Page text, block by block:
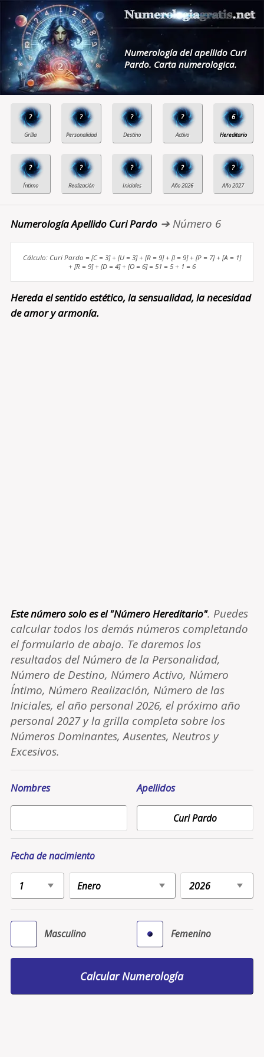
Numerología del apellido Curi
Pardo. Carta numerologica.
? ? ? ? 6
? ? ? ? ?
Numerología Apellido Curi Pardo➔ Número 6
Cálculo: Curi Pardo = [C = 3] + [U = 3] + [R = 9] + [I = 9] + [P = 7] + [A = 1]
+ [R = 9] + [D = 4] + [O = 6] = 51 = 5 + 1 = 6
Hereda el sentido estético, la sensualidad, la necesidad
de amor y armonía.
Este número solo es el "Número Hereditario". Puedes
calcular todos los demás números completando
el formulario de abajo. Te daremos los
resultados del Número de la Personalidad,
Número de Destino, Número Activo, Número
Íntimo, Número Realización, Número de las
Iniciales, el año personal 2026, el próximo año
personal 2027 y la grilla completa sobre los
Números Dominantes, Ausentes, Neutros y
Excesivos.
Nombres Apellidos
Fecha de nacimiento
Masculino Femenino